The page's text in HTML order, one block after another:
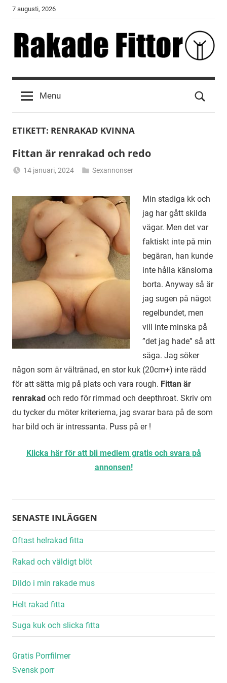
Skip
content
7 augusti, 2026
Rakade
Fittor
Menu
ETIKETT: RENRAKAD KVINNA
Fittan är renrakad och redo
14 januari, 2024
Sexannonser
Min stadiga kk och
jag har gått skilda
vägar. Men det var
faktiskt inte på min
begäran, han kunde
inte hålla känslorna
borta. Anyway så är
jag sugen på något
regelbundet, men
vill inte minska på
”det jag hade” så att
säga. Jag söker
någon som är vältränad, en stor kuk (20cm+) inte rädd
för att sätta mig på plats och vara rough. Fittan är
renrakad och redo för rimmad och deepthroat. Skriv om
du tycker du möter kriterierna, jag svarar bara på de som
har bild och är intressanta. Puss på er !
Klicka här för att bli medlem gratis och svara på
annonsen!
SENASTE INLÄGGEN
Oftast helrakad fitta
Rakad och väldigt blöt
Dildo i min rakade mus
Helt rakad fitta
Suga kuk och slicka fitta
Gratis Porrfilmer
Svensk porr